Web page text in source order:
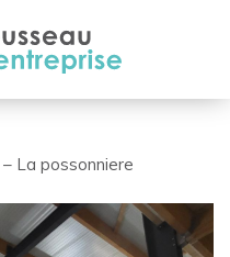
La possonniere